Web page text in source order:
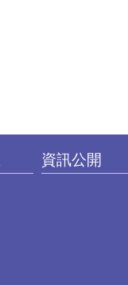
資訊公開